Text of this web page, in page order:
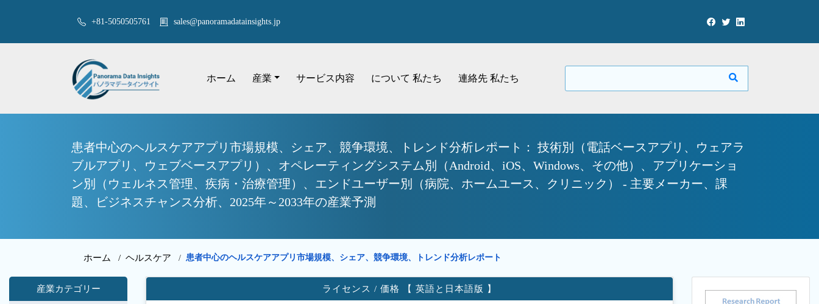
+81-5050505761 sales@panoramadatainsights.jp
ホーム 産業 サービス内容 について 私たち 連絡先 私たち
患者中心のヘルスケアアプリ市場規模、シェア、競争環境、トレンド分析レポート： 技術別（電話ベースアプリ、ウェアラ
ブルアプリ、ウェブベースアプリ）、オペレーティングシステム別（Android、iOS、Windows、その他）、アプリケーショ
ン別（ウェルネス管理、疾病・治療管理）、エンドユーザー別（病院、ホームユース、クリニック） - 主要メーカー、課
題、ビジネスチャンス分析、2025年～2033年の産業予測
ホーム / ヘルスケア / 患者中心のヘルスケアアプリ市場規模、シェア、競争環境、トレンド分析レポート
産業カテゴリー ライセンス / 価格 【 英語と日本語版 】